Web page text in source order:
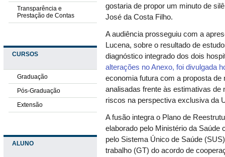
Transparência e
Prestação de Contas
CURSOS
Graduação
Pós-Graduação
Extensão
ALUNO
gostaria de propor um minuto de
José da Costa Filho.
A audiência prosseguiu com a
Lucena, sobre o resultado de
diagnóstico integrado dos dois
alterações no Anexo, foi divulgada
economia futura com a proposta
analisadas frente às estimativas
riscos na perspectiva exclusiva da
A fusão integra o Plano de
elaborado pelo Ministério da
pelo Sistema Único de Saúde
trabalho (GT) do acordo de